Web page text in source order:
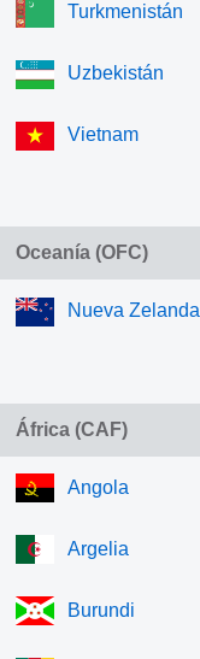
Turkmenistán
Uzbekistán
Vietnam
Oceanía (OFC)
Nueva Zelanda
África (CAF)
Angola
Argelia
Burundi